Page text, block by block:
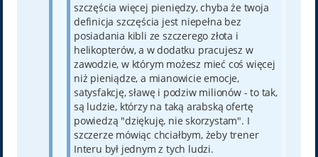
szczęścia więcej pieniędzy, chyba że twoja
definicja szczęścia jest niepełna bez
posiadania kibli ze szczerego złota i
helikopterów, a w dodatku pracujesz w
zawodzie, w którym możesz mieć coś więcej
niż pieniądze, a mianowicie emocje,
satysfakcję, sławę i podziw milionów - to tak,
są ludzie, którzy na taką arabską ofertę
powiedzą "dziękuję, nie skorzystam". I
szczerze mówiąc chciałbym, żeby trener
Interu był jednym z tych ludzi.